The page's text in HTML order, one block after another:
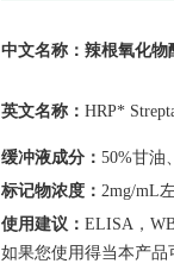
中文名称： 辣根氧化物
英文名称： HRP*
缓冲液成分 ： 50%甘油
标记物浓度： 2mg/mL
使用建议 ： ELISA ，
如果您使用得当本产品